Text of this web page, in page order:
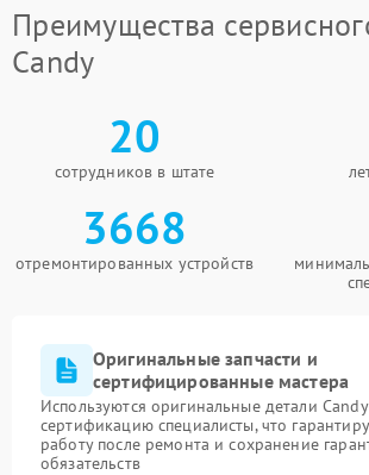
Преимущества
Candy
20
сотрудников в штате
3668
отремонтированных устройств
Оригинальные запчасти и
сертифицированные мастера
Используются оригинальные детали
сертификацию специалисты, что
работу после ремонта и сохранение
обязательств